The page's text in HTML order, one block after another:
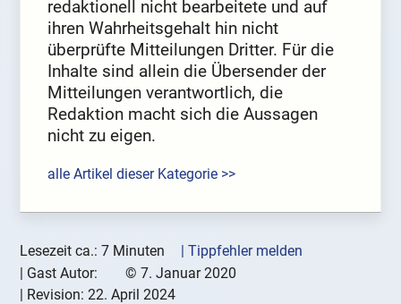
redaktionell nicht bearbeitete und auf
ihren Wahrheitsgehalt hin nicht
überprüfte Mitteilungen Dritter. Für die
Inhalte sind allein die Übersender der
Mitteilungen verantwortlich, die
Redaktion macht sich die Aussagen
nicht zu eigen.
alle Artikel dieser Kategorie >>
Lesezeit ca.: 7 Minuten
| Tippfehler melden
| Gast Autor: © 7. Januar 2020
| Revision:22. April 2024